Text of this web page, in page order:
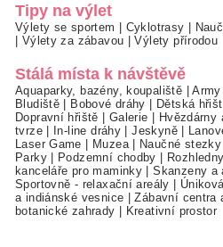
Tipy na výlet
Výlety se sportem Cyklotrasy
Výlety za zábavou |Výlety přírodou
Stálá místa k návštěvě
Aquaparky, bazény, koupaliště |
Bludiště
Bobové dráhy Dětská
Dopravní hřiště
Galerie Hvězdárny
tvrze| In-line dráhy |Jeskyně|
Laser Game
Muzea| Naučné stezky
Parky| Podzemní chodby
kanceláře pro maminky |Skanzeny a
Sportovně - relaxační areály
a indiánské vesnice |Zábavní centra
botanické zahrady
Kreativní prostor